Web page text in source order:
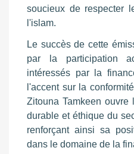
soucieux de respecter
l'islam.
Le succès de cette
par la participation
intéressés par la
l'accent sur la
Zitouna Tamkeen
durable et éthique du
renforçant ainsi sa
dans le domaine de la